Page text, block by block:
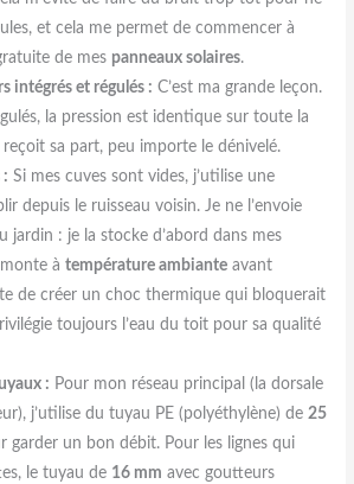
et cela me permet de commencer à
de mes panneaux solaires.
intégrés et régulés : C’est ma grande leçon.
la pression est identique sur toute la
reçoit sa part, peu importe le dénivelé.
: Si mes cuves sont vides, j’utilise une
depuis le ruisseau voisin. Je ne l’envoie
jardin : je la stocke d’abord dans mes
monte àtempérature ambiante avant
de créer un choc thermique qui bloquerait
toujours l’eau du toit pour sa qualité
: Pour mon réseau principal (la dorsale
j’utilise du tuyau PE (polyéthylène) de 25
garder un bon débit. Pour les lignes qui
le tuyau de 16 mm avec goutteurs